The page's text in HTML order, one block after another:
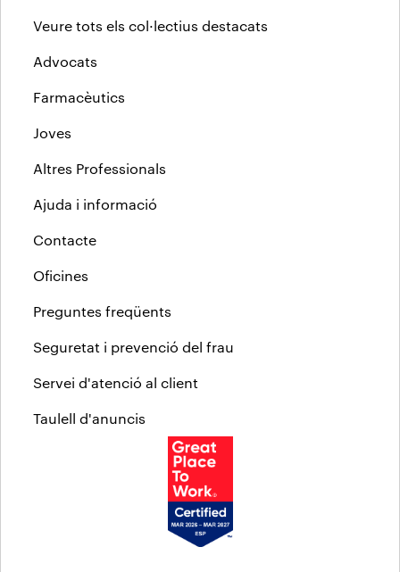
Veure tots els col·lectius destacats
Advocats
Farmacèutics
Joves
Altres Professionals
Ajuda i informació
Contacte
Oficines
Preguntes freqüents
Seguretat i prevenció del frau
Servei d'atenció al client
Taulell d'anuncis